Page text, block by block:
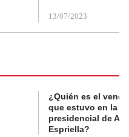
13/07/2023
¿Quién es el
que estuvo en la
presidencial de
Espriella?